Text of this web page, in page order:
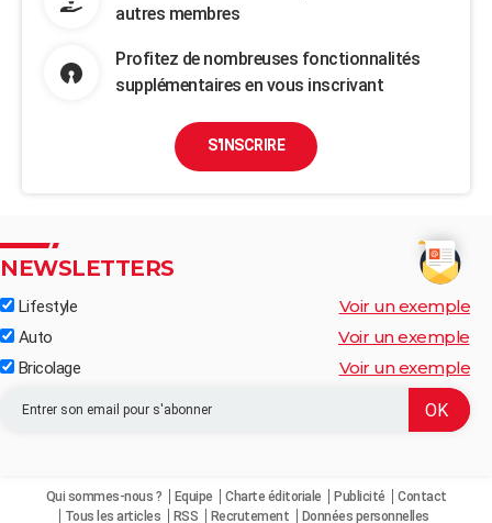
autres membres
Profitez de nombreuses fonctionnalités
supplémentaires en vous inscrivant
S'INSCRIRE
NEWSLETTERS
Lifestyle Voir un exemple
Auto Voir un exemple
Bricolage Voir un exemple
Qui sommes-nous ? Equipe Charte éditoriale Publicité
Contact
Tous les articles
RSS Recrutement Données personnelles